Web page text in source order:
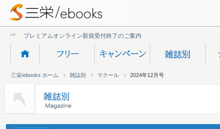
プレミアムオンライン新規受付終了のご案内
三栄/ebooks ホーム 雑誌別 マクール 2024年12月号